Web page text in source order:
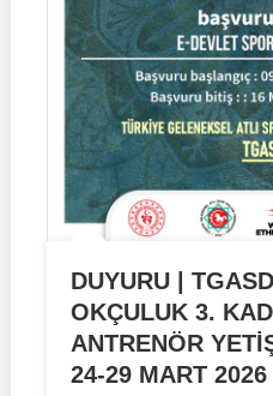
DUYURU |
OKÇULUK 3.
ANTRENÖR
24-29 MART